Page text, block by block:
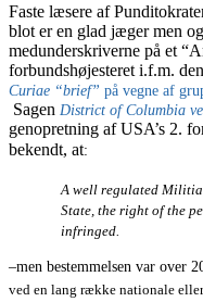
Faste læsere af
blot er en glad jæger men
medunderskriverne på et
forbundshøjesteret i.f.m.
Curiae “brief” på vegne af
Sagen District of Columbia
genopretning af USA’s 2.
bekendt, at:
A well regulated
State, the right of the
infringed.
–men bestemmelsen var over
ved en lang række nationale